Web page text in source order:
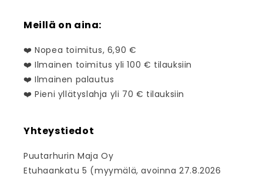
Meillä on aina:
❤️ Nopea toimitus, 6,90 €
❤️ Ilmainen toimitus yli 100 € tilauksiin
❤️ Ilmainen palautus
❤️ Pieni yllätyslahja yli 70 € tilauksiin
Yhteystiedot
Puutarhurin Maja Oy
Etuhaankatu 5 (myymälä, avoinna 27.8.2026